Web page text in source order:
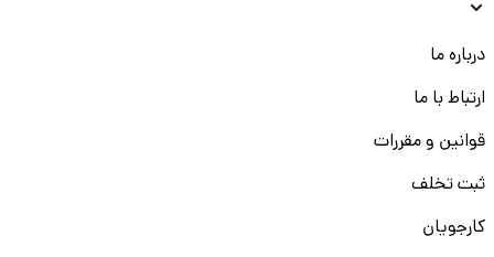
درباره ما
ارتباط با ما
قوانین و مقررات
ثبت تخلف
کارجویان